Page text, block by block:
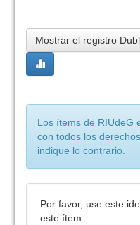
Mostrar el registro
Los ítems de RIUdeG
con todos los
indique lo contrario.
Por favor, use este
este ítem: